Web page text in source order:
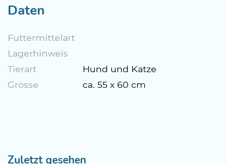
Daten
Futtermittelart
Lagerhinweis
Tierart
Hund und Katze
Grösse
ca. 55 x 60 cm
Zuletzt gesehen